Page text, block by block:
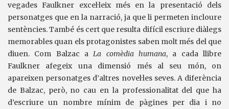
vegades Faulkner excel·leix més en la presentació dels
personatges que en la narració, ja que li permeten incloure
sentències. També és cert que resulta difícil escriure diàlegs
memorables quan els protagonistes saben molt més del que
diuen. Com Balzac aLa comèdia humana, a cada llibre
Faulkner afegeix una dimensió més al seu món, on
apareixen personatges d’altres novel·les seves. A diferència
de Balzac, però, no cau en la professionalitat del que ha
d’escriure un nombre mínim de pàgines per dia i no